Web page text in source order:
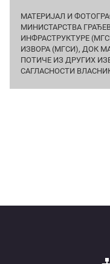
МАТЕРИЈАЛ И
МИНИСТАРСТВА
ИНФРАСТРУКТУРЕ
ИЗВОРА (МГСИ), ДОК
ПОТИЧЕ ИЗ ДРУГИХ
САГЛАСНОСТИ